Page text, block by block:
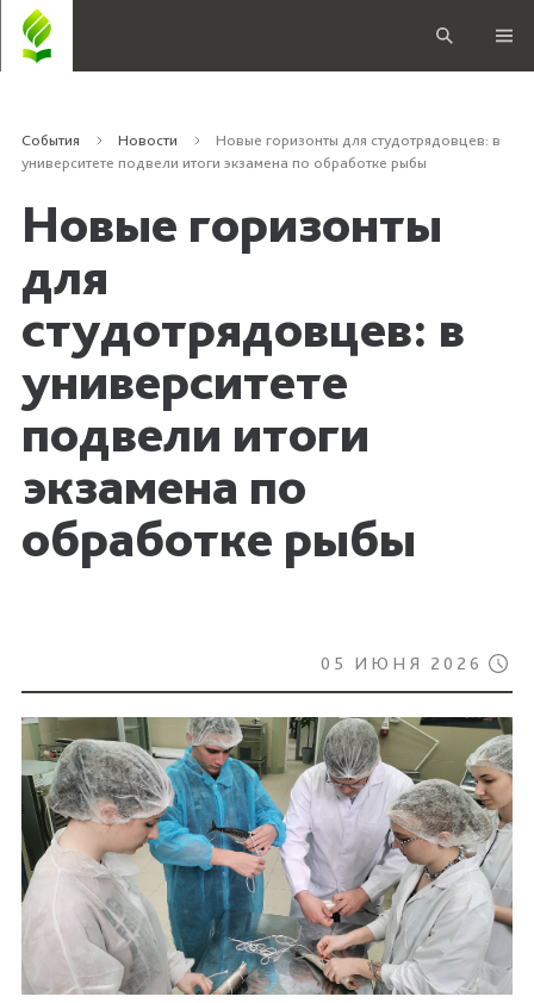
События Новости
Новые горизонты для студотрядовцев: в
университете подвели итоги экзамена по обработке рыбы
Новые горизонты
для
студотрядовцев: в
университете
подвели итоги
экзамена по
обработке рыбы
05 ИЮНЯ 2026